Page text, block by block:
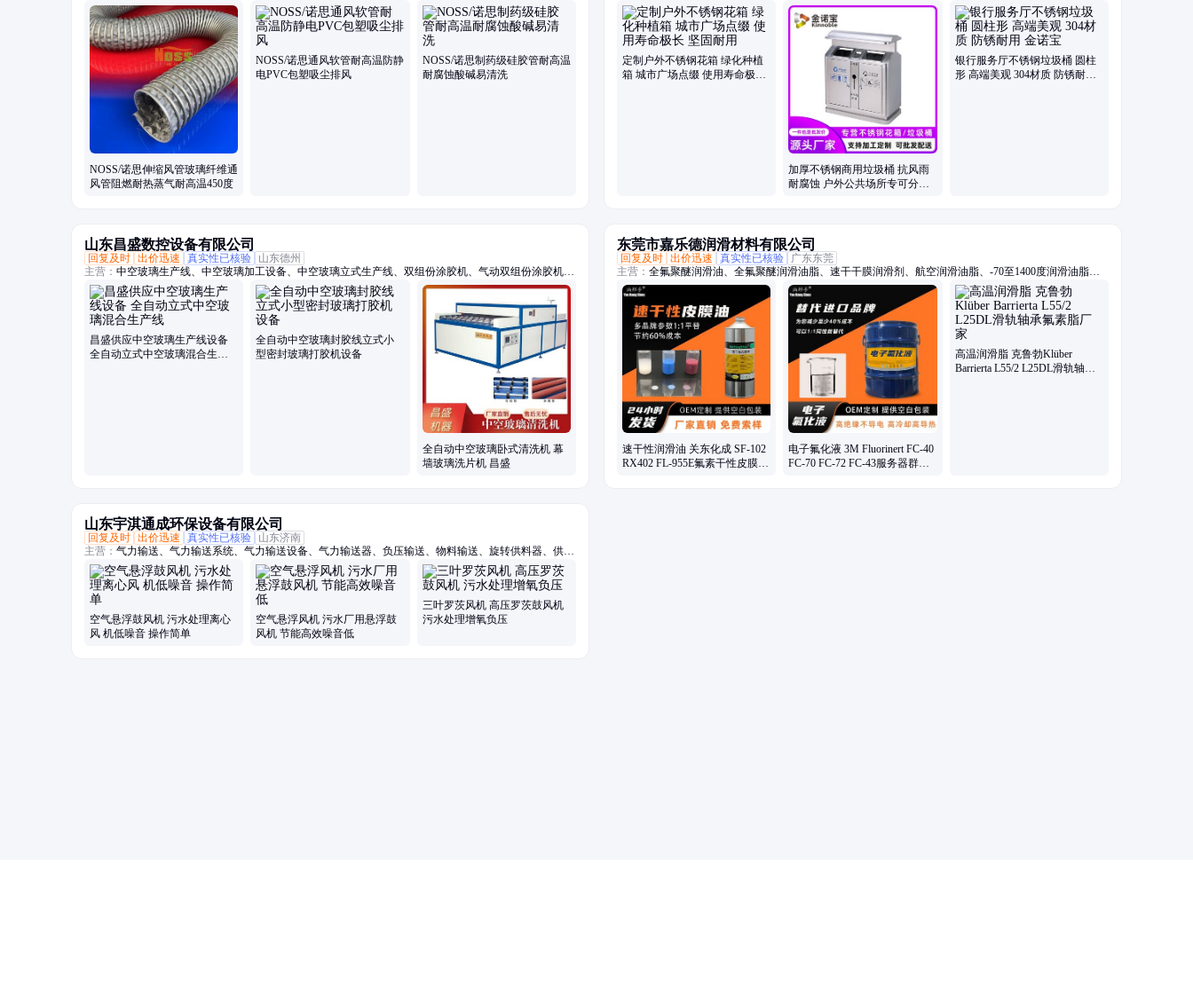
软管、食品级钢丝软管、阻燃防静电软管、通风软管、通风管、高温风管、伸缩风管、耐腐蚀风管、耐高
温除尘管、除尘管、阻燃除尘管、吸尘管、耐热风管、PTFE风管、铁氟龙风管、洁净风管、防火风管、
耐高温风管
NOSS/诺思伸缩风管玻璃纤维通
风管阻燃耐热蒸气耐高温450度
NOSS/诺思通风软管耐高温防静
电PVC包塑吸尘排风
NOSS/诺思制药级硅胶管耐高温
耐腐蚀酸碱易清洗
箱、市政垃圾桶、果皮箱、不锈钢户外垃圾桶、不锈钢户外垃圾箱、花箱、不锈钢花箱、花箱定制、花箱
批发、双分类垃圾桶、四分类垃圾箱、304不锈钢花箱、304不锈钢垃圾桶、304花箱、不锈钢花坛、不锈
钢花槽、不锈钢花钵、不锈钢花盆
定制户外不锈钢花箱 绿化种植
箱 城市广场点缀 使用寿命极长
加厚不锈钢商用垃圾桶 抗风雨
耐腐蚀 户外公共场所专可分类
银行服务厅不锈钢垃圾桶 圆柱
形 高端美观 304材质 防锈耐用
山东昌盛数控设备有限公司
回复及时 出价迅速 真实性已核验
山东德州
主营： 中空玻璃生产线、中空玻璃加工设备、中空玻璃立式生产线、双组份涂胶机、气动双组份涂胶机、
双组份打胶机、中空玻璃打胶机、中空玻璃封胶线、全自动铝条折弯机、铝条折弯机、丁基胶涂布机、中
空玻璃充气线、玻璃清洗机、中空玻璃设备、全自动中空玻璃充气线、中空玻璃清洗机、卧式玻璃清洗
机、分子筛灌装机、中空玻璃充气机、旋转涂胶台、小型中空玻璃生产设备、铝条涂布机、自助丁基胶涂
布机、卧式丁基胶涂布机
昌盛供应中空玻璃生产线设备
全自动立式中空玻璃混合生产
全自动中空玻璃封胶线立式小
型密封玻璃打胶机设备
全自动中空玻璃卧式清洗机 幕
墙玻璃洗片机 昌盛
东莞市嘉乐德润滑材料有限公司
回复及时 出价迅速 真实性已核验
广东东莞
主营： 全氟聚醚润滑油、全氟聚醚润滑油脂、速干干膜润滑剂、航空润滑油脂、-70至1400度润滑油脂、
轴承润滑油脂、齿轮润滑油脂、螺丝螺栓润滑油脂、抗咬合防卡剂、高真空密封硅脂、电子氟化冷却液、
疏水涂层涂料、一比一平替进口品牌系列油脂
速干性润滑油 关东化成 SF-102
RX402 FL-955E氟素干性皮膜润
电子氟化液 3M Fluorinert FC-40
FC-70 FC-72 FC-43服务器群浸
高温润滑脂 克鲁勃Klüber
Barrierta L55/2 L25DL滑轨轴承
山东宇淇通成环保设备有限公司
回复及时 出价迅速 真实性已核验
山东济南
主营： 气力输送、气力输送系统、气力输送设备、气力输送器、负压输送、物料输送、旋转供料器、供料
阀、AV泵、仓泵、罗茨风机、罗次鼓风机、空气悬浮鼓风机、磁悬浮鼓风机、空浮风机、三叶罗茨鼓风
机、曝气风机、气力输送风机、粉煤灰输送设备、粉体输送系统、粉料输送泵、空气悬浮增氧机、污水处
理风机、水产养殖增氧机、脱硫脱硝设备
空气悬浮鼓风机 污水处理离心
风 机低噪音 操作简单
空气悬浮风机 污水厂用悬浮鼓
风机 节能高效噪音低
三叶罗茨风机 高压罗茨鼓风机
污水处理增氧负压